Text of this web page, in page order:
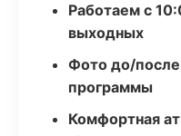
Работаем с
выходных
Фото до/
программы
Комфортная